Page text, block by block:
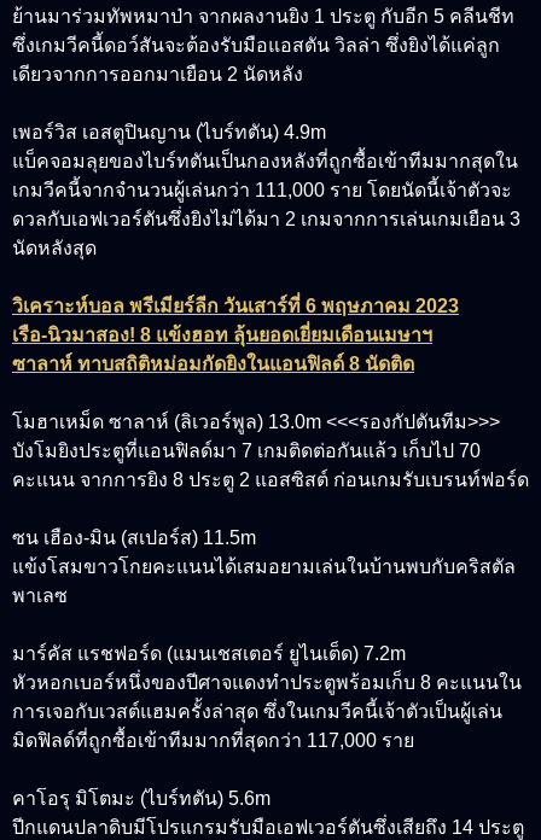
ย้านมาร่วมทัพหมาป่า จากผลงานยิง 1 ประตู กับอีก 5 คลีนชีท
ซึ่งเกมวีคนี้ดอว์สันจะต้องรับมือแอสตัน วิลล่า ซึ่งยิงได้แค่ลูก
เดียวจากการออกมาเยือน 2 นัดหลัง
เพอร์วิส เอสตูปินญาน (ไบร์ทตัน) 4.9m
แบ็คจอมลุยของไบร์ทตันเป็นกองหลังที่ถูกซื้อเข้าทีมมากสุดใน
เกมวีคนี้จากจำนวนผู้เล่นกว่า 111,000 ราย โดยนัดนี้เจ้าตัวจะ
ดวลกับเอฟเวอร์ตันซึ่งยิงไม่ได้มา 2 เกมจากการเล่นเกมเยือน 3
นัดหลังสุด
วิเคราะห์บอล พรีเมียร์ลีก วันเสาร์ที่ 6 พฤษภาคม 2023
เรือ-นิวมาสอง! 8 แข้งฮอท ลุ้นยอดเยี่ยมเดือนเมษาฯ
ซาลาห์ ทาบสถิติหม่อมกัดยิงในแอนฟิลด์ 8 นัดติด
โมฮาเหม็ด ซาลาห์ (ลิเวอร์พูล) 13.0m <<<รองกัปตันทีม>>>
บังโมยิงประตูที่แอนฟิลด์มา 7 เกมติดต่อกันแล้ว เก็บไป 70
คะแนน จากการยิง 8 ประตู 2 แอสซิสต์ ก่อนเกมรับเบรนท์ฟอร์ด
ซน เฮือง-มิน (สเปอร์ส) 11.5m
แข้งโสมขาวโกยคะแนนได้เสมอยามเล่นในบ้านพบกับคริสตัล
พาเลซ
มาร์คัส แรชฟอร์ด (แมนเชสเตอร์ ยูไนเต็ด) 7.2m
หัวหอกเบอร์หนึ่งของปีศาจแดงทำประตูพร้อมเก็บ 8 คะแนนใน
การเจอกับเวสต์แฮมครั้งล่าสุด ซึ่งในเกมวีคนี้เจ้าตัวเป็นผู้เล่น
มิดฟิลด์ที่ถูกซื้อเข้าทีมมากที่สุดกว่า 117,000 ราย
คาโอรุ มิโตมะ (ไบร์ทตัน) 5.6m
ปีกแดนปลาดิบมีโปรแกรมรับมือเอฟเวอร์ตันซึ่งเสียถึง 14 ประตู